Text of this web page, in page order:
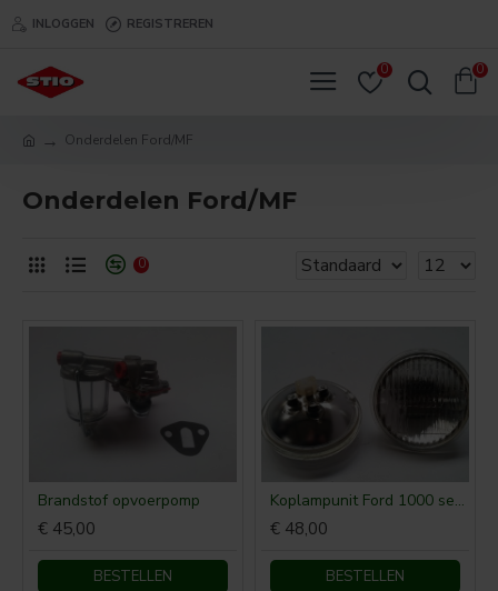
INLOGGEN REGISTREREN
0 0
Onderdelen Ford/MF
Onderdelen Ford/MF
0
Brandstof opvoerpomp
€ 45,00
BESTELLEN
Koplampunit Ford 1000 serie
€ 48,00
BESTELLEN